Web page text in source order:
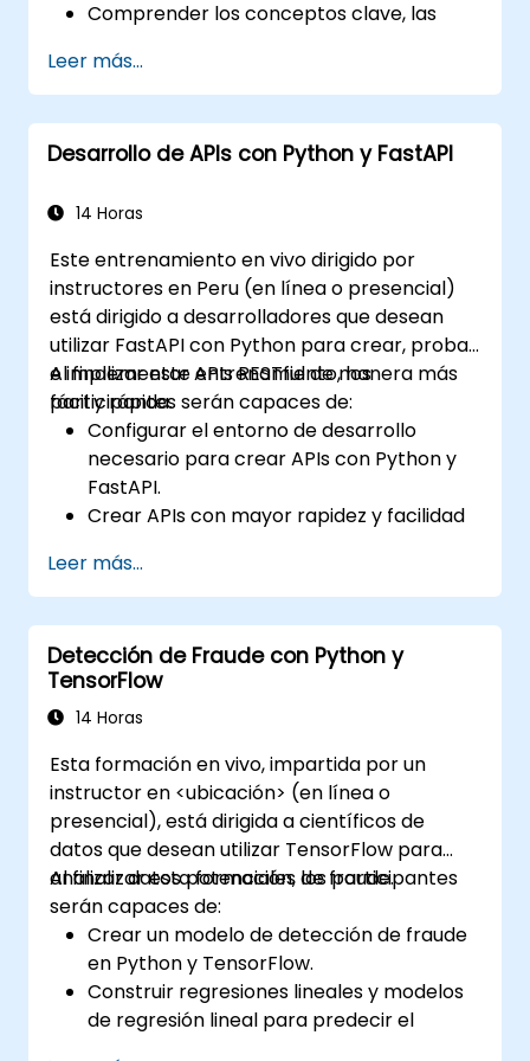
Comprender los conceptos clave, las
FARM.
Aprender a construir APIs REST con
FastAPI.
Aprender a diseñar aplicaciones
Desarrollar, probar e implementar
utilizando el stack FARM.
Leer más...
Desarrollo de APIs con Python y FastAPI
14 Horas
Este entrenamiento en vivo dirigido por
instructores en Peru (en línea o presencial)
está dirigido a desarrolladores que desean
utilizar FastAPI con Python para crear, probar
e implementar APIs RESTful de manera más
fácil y rápida.
Al finalizar este entrenamiento, los
participantes serán capaces de:
Configurar el entorno de desarrollo
necesario para crear APIs con Python y
FastAPI.
Crear APIs con mayor rapidez y facilidad
Aprender a crear modelos de datos y
esquemas basados en Pydantic y
OpenAPI.
Conectar APIs a una base de datos
utilizando SQLAlchemy.
Implementar seguridad y autenticación
FastAPI.
Construir imágenes de contenedores e
implementar APIs web en un servidor en
la nube.
Leer más...
Detección de Fraude con Python y
TensorFlow
14 Horas
Esta formación en vivo, impartida por un
instructor en <ubicación> (en línea o
presencial), está dirigida a científicos de
datos que desean utilizar TensorFlow para
analizar datos potenciales de fraude.
Al finalizar esta formación, los participantes
serán capaces de:
Crear un modelo de detección de fraude
en Python y TensorFlow.
Construir regresiones lineales y modelos
de regresión lineal para predecir el